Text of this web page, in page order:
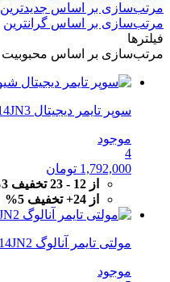
مرتب‌سازی بر اساس جدیدترین
مرتب‌سازی بر اساس گرانترین
فیلترها
مرتب‌سازی بر اساس محبوبیت
سوپر تایمر دیجیتال 14JN3 شیوا امواج مدل DTJN8M
موجود
4
1,792,000 تومان
از 12 - 23 تخفیف 3%
از 24+ تخفیف 5%
مولتی تایمر آنالوگ 14JN2 شیوا امواج مدل MTJN-60
موجود